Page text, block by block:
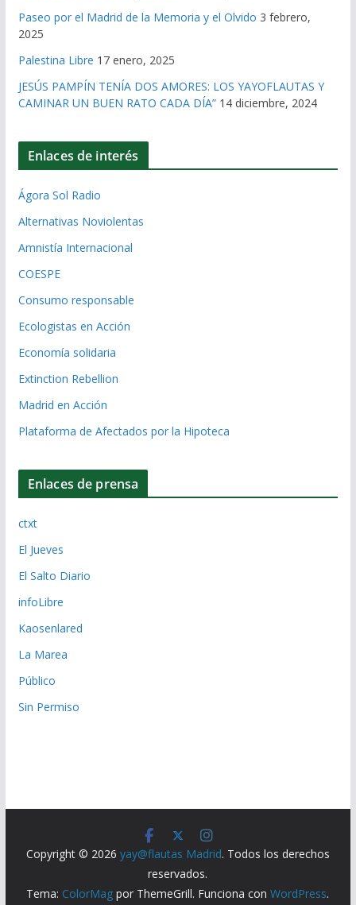
Paseo por el Madrid de la Memoria y el Olvido 3 febrero,
2025
Palestina Libre 17 enero, 2025
JESÚS PAMPÍN TENÍA DOS AMORES: LOS YAYOFLAUTAS Y
CAMINAR UN BUEN RATO CADA DÍA” 14 diciembre, 2024
Enlaces de interés
Ágora Sol Radio
Alternativas Noviolentas
Amnistía Internacional
COESPE
Consumo responsable
Ecologistas en Acción
Economía solidaria
Extinction Rebellion
Madrid en Acción
Plataforma de Afectados por la Hipoteca
Enlaces de prensa
ctxt
El Jueves
El Salto Diario
infoLibre
Kaosenlared
La Marea
Público
Sin Permiso
Copyright © 2026 yay@flautas Madrid. Todos los derechos
reservados.
Tema: ColorMag por ThemeGrill. Funciona conWordPress.